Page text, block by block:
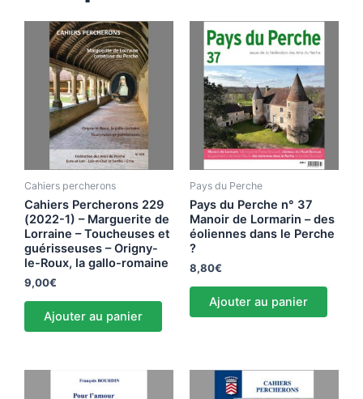
Cahiers percherons
Cahiers Percherons 229
(2022-1) – Marguerite de
Lorraine – Toucheuses et
guérisseuses – Origny-
le-Roux, la gallo-romaine
9,00€
Ajouter au panier
Pays du Perche
Pays du Perche n° 37
Manoir de Lormarin – des
éoliennes dans le Perche
?
8,80€
Ajouter au panier